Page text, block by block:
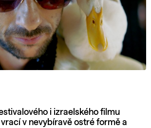
i izraelského filmu
v nevybíravě ostré formě a